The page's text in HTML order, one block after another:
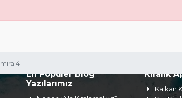
4
En Popüler Blog
Yazılarımız
Kiralık
Kalkan